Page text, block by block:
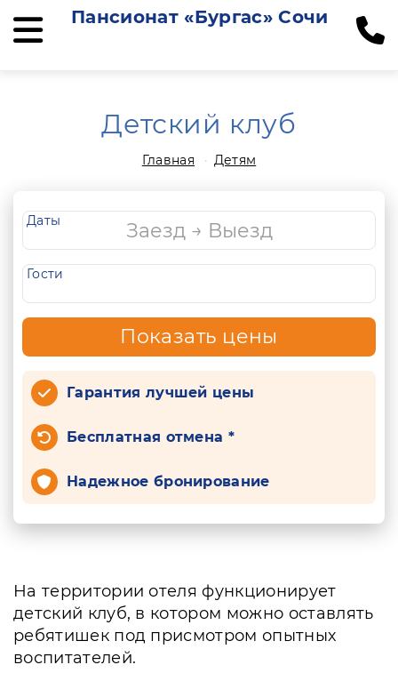
Пансионат «Бургас» Сочи
Детский клуб
Главная Детям
Даты
Гости
Показать цены
Гарантия лучшей цены
Бесплатная отмена *
Надежное бронирование
На территории отеля функционирует
детский клуб, в котором можно оставлять
ребятишек под присмотром опытных
воспитателей.